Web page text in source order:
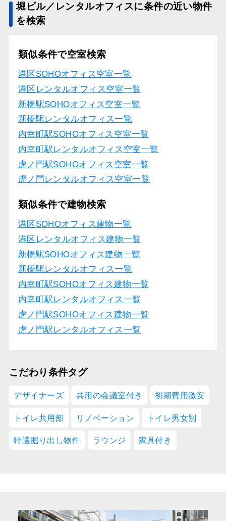
堀ビル／レンタルオフィスに条件の近い物件
を検索
類似条件で空室検索
港区SOHOオフィス空室一覧
港区レンタルオフィス空室一覧
新橋駅SOHOオフィス空室一覧
新橋駅レンタルオフィス一覧
内幸町駅SOHOオフィス空室一覧
内幸町駅レンタルオフィス空室一覧
虎ノ門駅SOHOオフィス空室一覧
虎ノ門レンタルオフィス空室一覧
類似条件で建物検索
港区SOHOオフィス建物一覧
港区レンタルオフィス建物一覧
新橋駅SOHOオフィス建物一覧
新橋駅レンタルオフィス一覧
内幸町駅SOHOオフィス建物一覧
内幸町駅レンタルオフィス一覧
虎ノ門駅SOHOオフィス建物一覧
虎ノ門駅レンタルオフィス一覧
こだわり条件タグ
デザイナーズ 共用の会議室付き 初期費用激安
トイレ共用部 リノベーション トイレ男女別
特選掘り出し物件 ラウンジ 家具付き